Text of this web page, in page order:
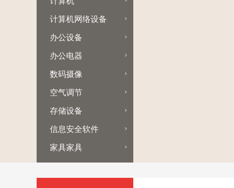
计算机网络设备
办公设备
办公电器
数码摄像
空气调节
存储设备
信息安全软件
家具家具